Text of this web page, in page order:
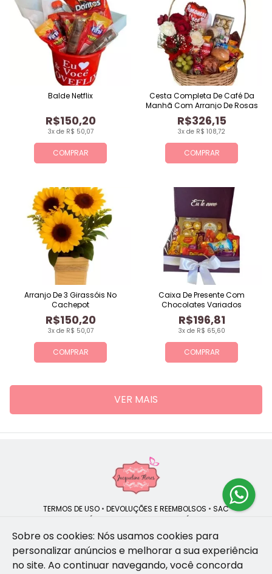
COMPRAR
3x de R$ 50,07
R$150,20
Balde Netflix
COMPRAR
3x de R$ 108,72
R$326,15
Cesta Completa De Café Da
Manhã Com Arranjo De Rosas
COMPRAR
3x de R$ 50,07
R$150,20
Arranjo De 3 Girassóis No
Cachepot
COMPRAR
3x de R$ 65,60
R$196,81
Caixa De Presente Com
Chocolates Variados
VER MAIS
TERMOS DE USO • DEVOLUÇÕES E REEMBOLSOS • SAC
POLÍTICA DE PRIVACIDADE POLÍTICA DE COOKIES
Jacqueline Flores | CNPJ: 47.335.418/0001-13
Sobre os cookies: Nós usamos cookies para
personalizar anúncios e melhorar a sua experiência
no site. Ao continuar navegando, você concorda